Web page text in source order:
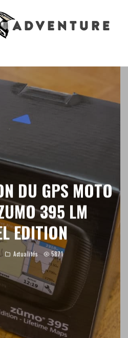
DU GPS MOTO
395 LM
EDITION
Actualités 5871